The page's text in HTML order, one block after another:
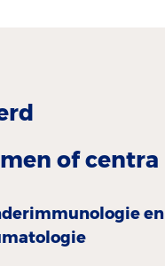
of centra
en